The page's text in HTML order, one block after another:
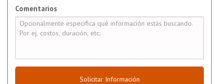
Comentarios
Solicitar Información